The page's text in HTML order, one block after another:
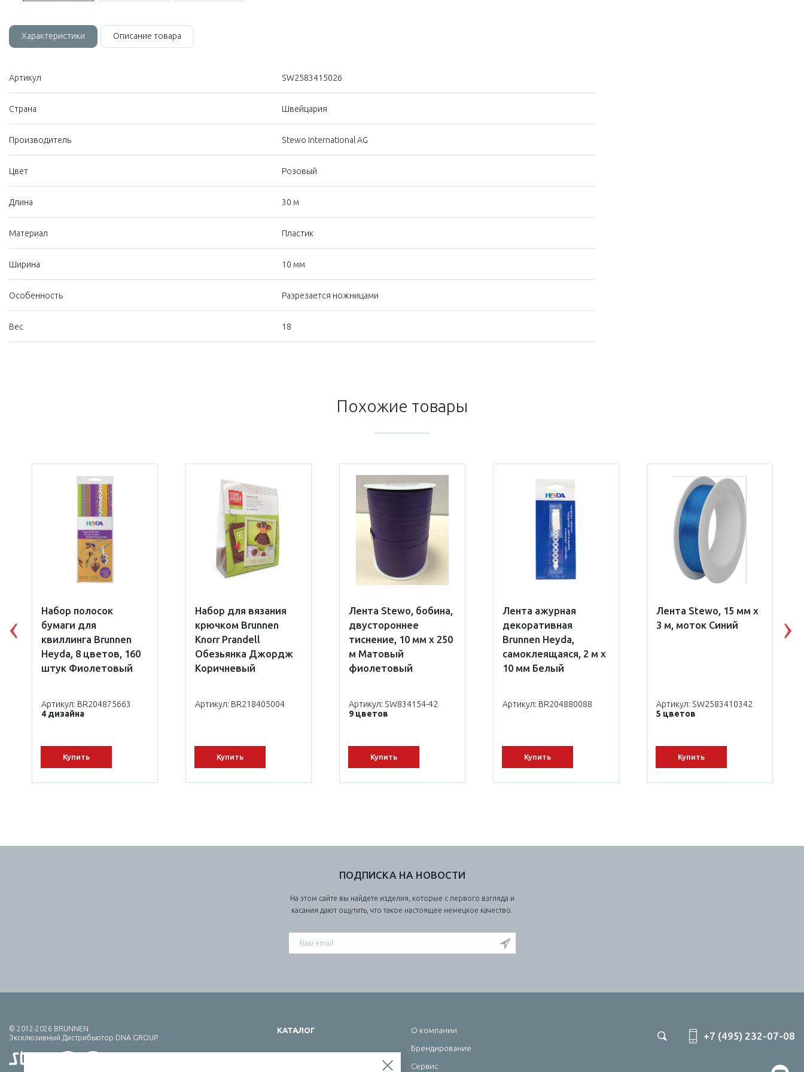
Характеристики Описание товара
Артикул SW2583415026
Страна Швейцария
Производитель Stewo International AG
Цвет Розовый
Длина 30 м
Материал Пластик
Ширина 10 мм
Особенность Разрезается ножницами
Вес 18
Похожие товары
Previous
Набор полосок
бумаги для
квиллинга Brunnen
Heyda, 8 цветов, 160
штук Фиолетовый
Артикул: BR204875663
4 дизайна
Купить
Набор для вязания
крючком Brunnen
Knorr Prandell
Обезьянка Джордж
Коричневый
Артикул: BR218405004
Купить
Лента Stewo, бобина,
двустороннее
тиснение, 10 мм х 250
м Матовый
фиолетовый
Артикул: SW834154-42
9 цветов
Купить
Лента ажурная
декоративная
Brunnen Heyda,
самоклеящаяся, 2 м х
10 мм Белый
Артикул: BR204880088
Купить
Лента Stewo, 15 мм х
3 м, моток Синий
Артикул: SW2583410342
5 цветов
Купить
ПОДПИСКА НА НОВОСТИ
На этом сайте вы найдете изделия, которые с первого взгляда и
касания дают ощутить, что такое настоящее немецкое качество.
© 2012-2026 BRUNNEN
Эксклюзивный Дистрибьютор DNA GROUP
КАТАЛОГ О компании
Брендирование
Сервис
+7 (495) 232-07-08